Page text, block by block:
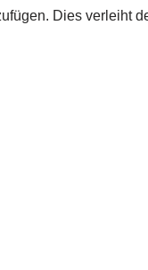
Dies verleiht